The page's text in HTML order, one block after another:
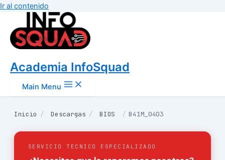
Ir al contenido
Academia InfoSquad
Main Menu
Inicio / Descargas / BIOS / B41M_0403
SERVICIO TECNICO ESPECIALIZADO